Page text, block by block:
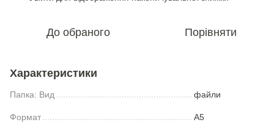
До обраного Порівняти
Характеристики
Папка: Вид файли
Формат А5